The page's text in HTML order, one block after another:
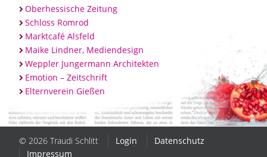
Oberhessische Zeitung
Schloss Romrod
Marktcafé Alsfeld
Maike Lindner, Mediendesign
Weppler Jungermann Architekten
Emotion – Zeitschrift
Elternverein Gießen
© 2026 Traudi Schlitt Login
Datenschutz
Impressum